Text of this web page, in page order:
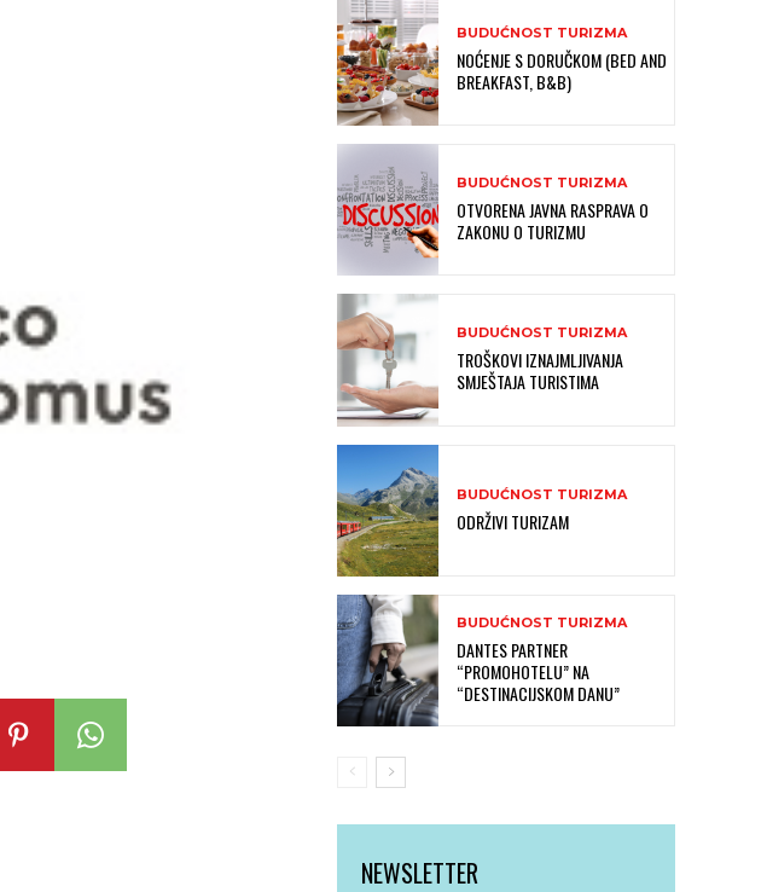
BUDUĆNOST TURIZMA
NOĆENJE S DORUČKOM (BED AND
BREAKFAST, B&B)
BUDUĆNOST TURIZMA
OTVORENA JAVNA RASPRAVA O
ZAKONU O TURIZMU
BUDUĆNOST TURIZMA
TROŠKOVI IZNAJMLJIVANJA
SMJEŠTAJA TURISTIMA
BUDUĆNOST TURIZMA
ODRŽIVI TURIZAM
BUDUĆNOST TURIZMA
DANTES PARTNER
“PROMOHOTELU” NA
“DESTINACIJSKOM DANU”
NEWSLETTER